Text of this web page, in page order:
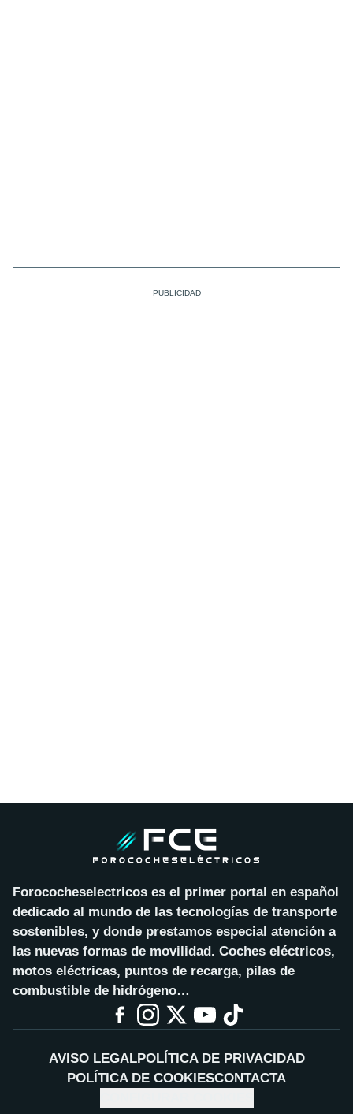
Forococheselectricos es el primer portal en español
dedicado al mundo de las tecnologías de transporte
sostenibles, y donde prestamos especial atención a
las nuevas formas de movilidad. Coches eléctricos,
motos eléctricas, puntos de recarga, pilas de
combustible de hidrógeno…
AVISO LEGALPOLÍTICA DE PRIVACIDAD
POLÍTICA DE COOKIESCONTACTA